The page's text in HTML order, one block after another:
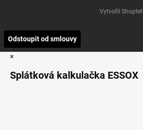
Vytvořil Shoptet
Odstoupit od smlouvy
×
Splátková kalkulačka ESSOX